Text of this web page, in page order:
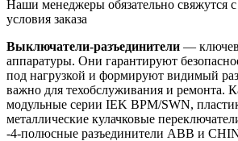
Наши менеджеры обязательно свяжутся
условия заказа
Выключатели-разъединители —
аппаратуры. Они гарантируют
под нагрузкой и формируют видимый
важно для техобслуживания и ремонта.
модульные серии IEK ВРМ/SWN,
металлические кулачковые
-4-полюсные разъединители ABB и